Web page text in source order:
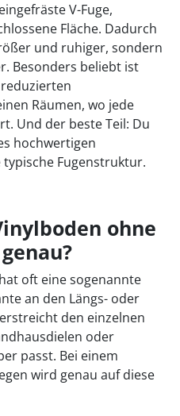
V-Fuge,
Fläche. Dadurch
und ruhiger, sondern
Besonders beliebt ist
Räumen, wo jede
Und der beste Teil: Du
hochwertigen
Fugenstruktur.
ohne
oft eine sogenannte
an den Längs- oder
den einzelnen
oder
passt. Bei einem
wird genau auf diese